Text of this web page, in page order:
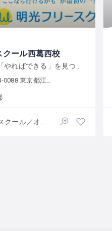
ール西葛西校
川区西葛西６−１０−１４ 正栄ビル